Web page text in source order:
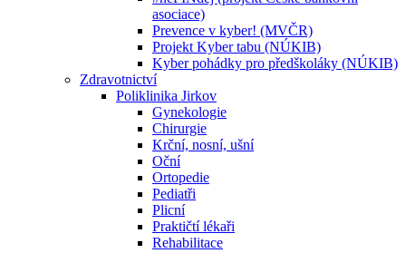
asociace)
Prevence v kyber! (MVČR)
Projekt Kyber tabu (NÚKIB)
Kyber pohádky pro předškoláky (NÚKIB)
Zdravotnictví
Poliklinika Jirkov
Gynekologie
Chirurgie
Krční, nosní, ušní
Oční
Ortopedie
Pediatři
Plicní
Praktičtí lékaři
Rehabilitace